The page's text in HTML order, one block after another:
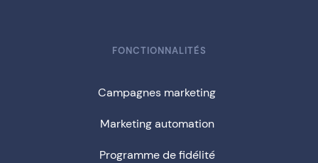
FONCTIONNALITÉS
Campagnes marketing
Marketing automation
Programme de fidélité